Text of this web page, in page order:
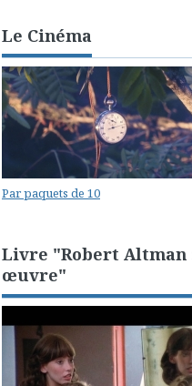
Le Cinéma
Par paquets de 10
Livre "Robert
œuvre"